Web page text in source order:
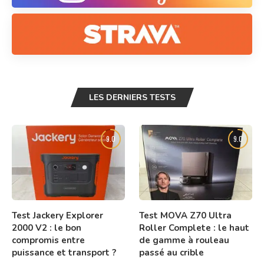
LES DERNIERS TESTS
9.0
Test Jackery Explorer
2000 V2 : le bon
compromis entre
puissance et transport ?
9.0
Test MOVA Z70 Ultra
Roller Complete : le haut
de gamme à rouleau
passé au crible